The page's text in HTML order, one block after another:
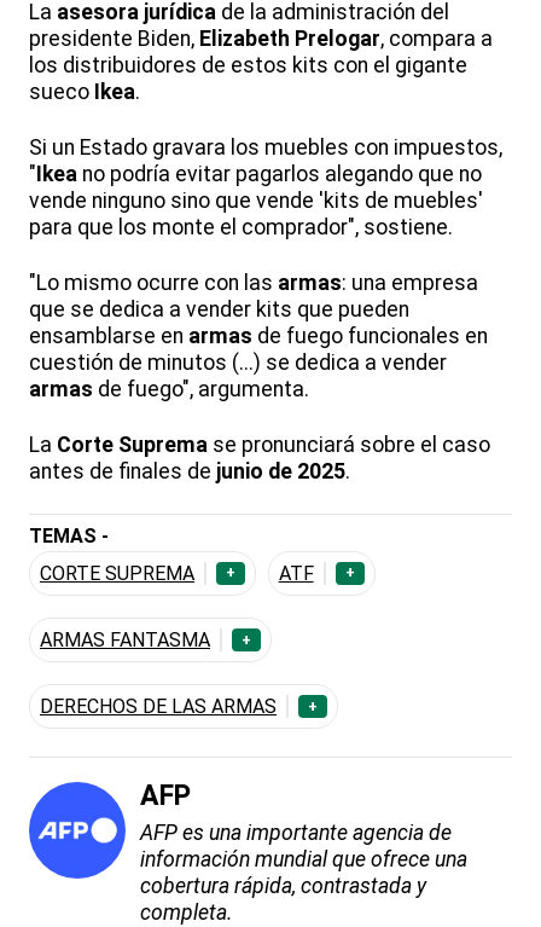
La asesora jurídica de la administración del
presidente Biden, Elizabeth Prelogar, compara a
los distribuidores de estos kits con el gigante
sueco Ikea.
Si un Estado gravara los muebles con impuestos,
"Ikea no podría evitar pagarlos alegando que no
vende ninguno sino que vende 'kits de muebles'
para que los monte el comprador", sostiene.
"Lo mismo ocurre con las armas: una empresa
que se dedica a vender kits que pueden
ensamblarse en armas de fuego funcionales en
cuestión de minutos (...) se dedica a vender
armas de fuego", argumenta.
La Corte Suprema se pronunciará sobre el caso
antes de finales de junio de 2025.
TEMAS -
CORTE SUPREMA
+ ATF +
ARMAS FANTASMA +
DERECHOS DE LAS ARMAS +
AFP
AFP es una importante agencia de
información mundial que ofrece una
cobertura rápida, contrastada y
completa.